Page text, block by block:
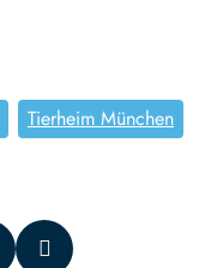
Tierheim München